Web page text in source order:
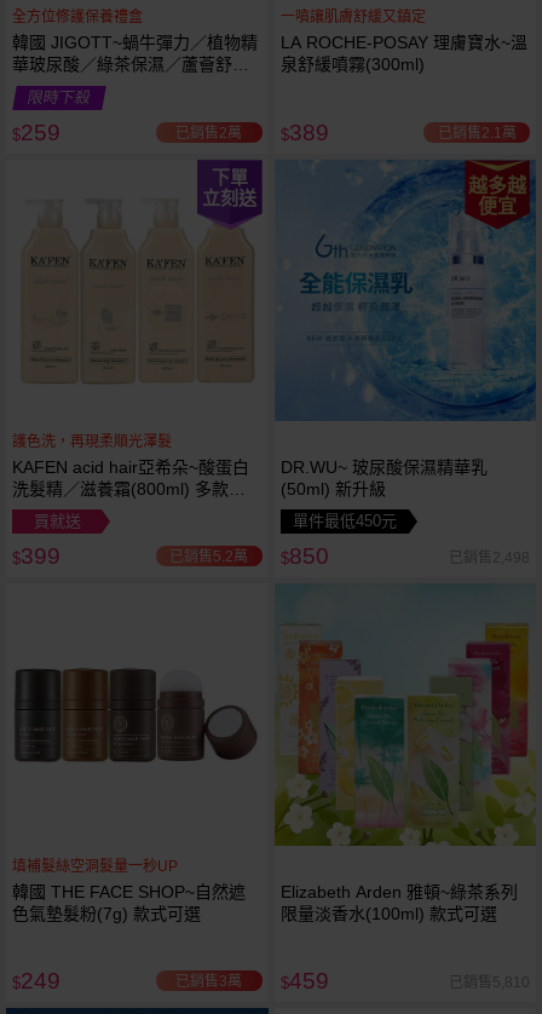
全方位修護保養禮盒
韓國 JIGOTT~蝸牛彈力／植物精
華玻尿酸／綠茶保濕／蘆薈舒緩
修復 禮盒(5件組) 款式可選 化妝
水+乳液+面霜
限時下殺
$259 已銷售2萬
一噴讓肌膚舒緩又鎮定
LA ROCHE-POSAY 理膚寶水~溫
泉舒緩噴霧(300ml)
$389 已銷售2.1萬
下單
立刻送
護色洗，再現柔順光澤髮
KAFEN acid hair亞希朵~酸蛋白
洗髮精／滋養霜(800ml) 多款可
選
買就送
$399 已銷售5.2萬
越多越
便宜
DR.WU~ 玻尿酸保濕精華乳
(50ml) 新升級
單件最低450元
$850 已銷售2,498
填補髮絲空洞髮量一秒UP
韓國 THE FACE SHOP~自然遮
色氣墊髮粉(7g) 款式可選
$249 已銷售3萬
Elizabeth Arden 雅頓~綠茶系列
限量淡香水(100ml) 款式可選
$459 已銷售5,810